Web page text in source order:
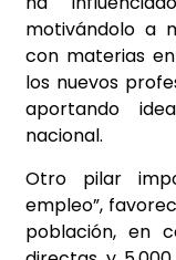
motivándolo a
con materias
los nuevos
aportando
nacional.
Otro pilar
empleo”,
población, en